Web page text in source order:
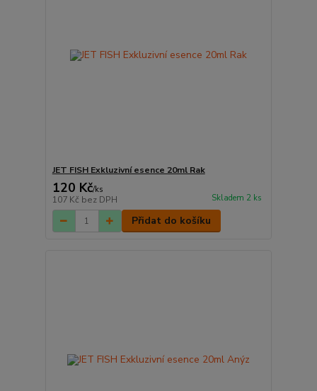
JET FISH Exkluzivní esence 20ml Rak
120 Kč/ks
107 Kč bez DPH Skladem 2 ks
Přidat do košíku